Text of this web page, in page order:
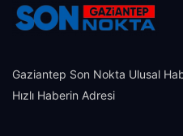
Gaziantep Son Nokta Ulusal
Hızlı Haberin Adresi